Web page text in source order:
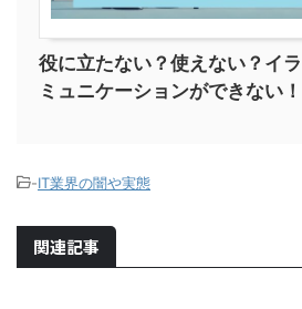
役に立たない？使えない？イ
ミュニケーションができない！
-IT業界の闇や実態
関連記事